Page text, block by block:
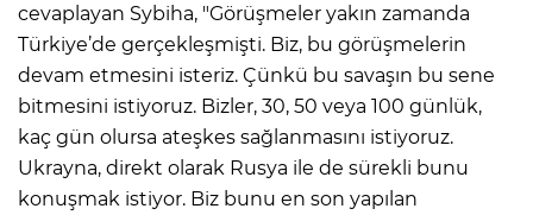
cevaplayan Sybiha, "Görüşmeler yakın zamanda
Türkiye’de gerçekleşmişti. Biz, bu görüşmelerin
devam etmesini isteriz. Çünkü bu savaşın bu sene
bitmesini istiyoruz. Bizler, 30, 50 veya 100 günlük,
kaç gün olursa ateşkes sağlanmasını istiyoruz.
Ukrayna, direkt olarak Rusya ile de sürekli bunu
konuşmak istiyor. Biz bunu en son yapılan